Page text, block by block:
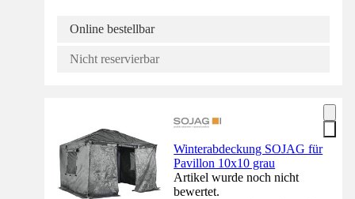
Online bestellbar
Nicht reservierbar
Winterabdeckung SOJAG für
Pavillon 10x10 grau
Artikel wurde noch nicht
bewertet.